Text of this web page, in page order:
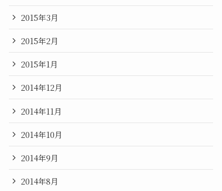
2015年3月
2015年2月
2015年1月
2014年12月
2014年11月
2014年10月
2014年9月
2014年8月